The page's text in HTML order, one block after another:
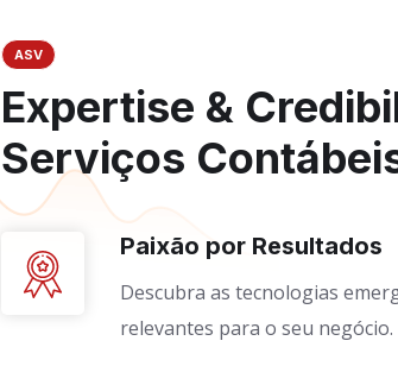
ASV
Expertise &
Serviços
Paixão por Resultados
Descubra as tecnologias
relevantes para o seu negócio.